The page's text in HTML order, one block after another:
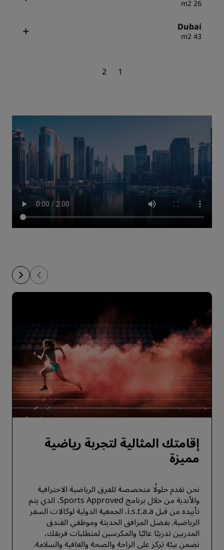
26 m2
Dubai
43 m2
1
2
إقامتك المثالية لتجربة رياضية
مميزة
نحن نقدم حلولًا متخصصة للفرق الرياضية الاحترافية
والأندية من خلال برنامج Sports Approved، الذي يتم
تأييده من قبل i.s.t.a.a، الجمعية الدولية لوكالات السفر
الرياضية. بفضل المرافق الحديثة وموظفي الفندق
المدربين تدريبًا عاليًا والمكرسين لمتطلبات فريقك،
نضمن بيئة تركز على الراحة والصحة والعافية والسلامة.